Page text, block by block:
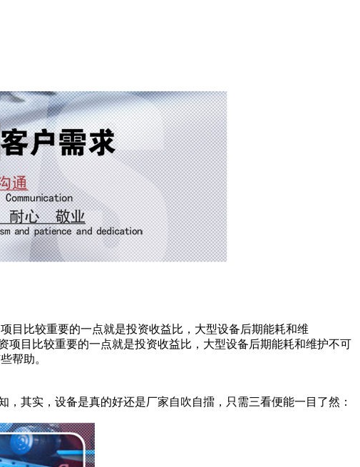
目比较重要的一点就是投资收益比，大型设备后期能耗和维
目比较重要的一点就是投资收益比，大型设备后期能耗和维护不可
帮助。
其实，设备是真的好还是厂家自吹自擂，只需三看便能一目了然：